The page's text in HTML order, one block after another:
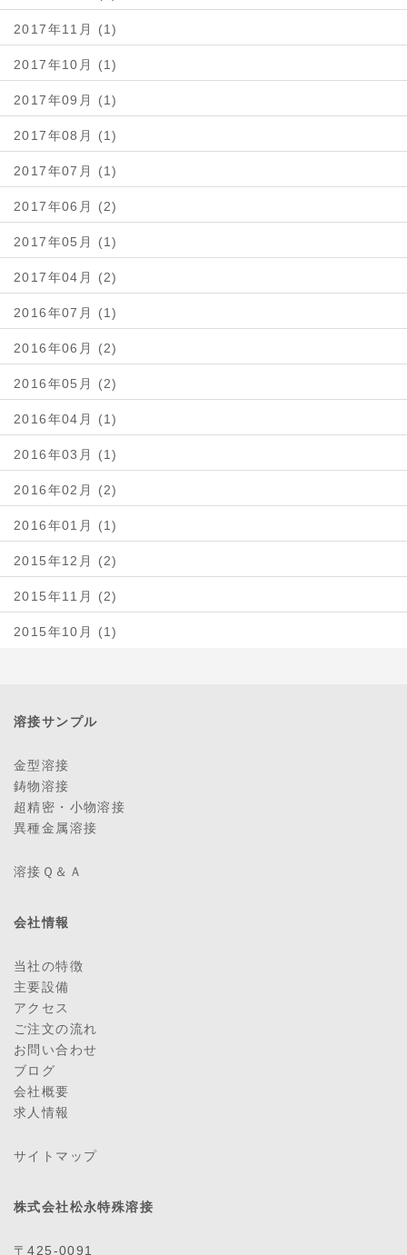
2017年11月 (1)
2017年10月 (1)
2017年09月 (1)
2017年08月 (1)
2017年07月 (1)
2017年06月 (2)
2017年05月 (1)
2017年04月 (2)
2016年07月 (1)
2016年06月 (2)
2016年05月 (2)
2016年04月 (1)
2016年03月 (1)
2016年02月 (2)
2016年01月 (1)
2015年12月 (2)
2015年11月 (2)
2015年10月 (1)
溶接サンプル
金型溶接
鋳物溶接
超精密・小物溶接
異種金属溶接
溶接Ｑ＆Ａ
会社情報
当社の特徴
主要設備
アクセス
ご注文の流れ
お問い合わせ
ブログ
会社概要
求人情報
サイトマップ
株式会社松永特殊溶接
〒425-0091